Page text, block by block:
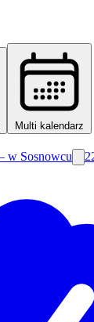
Multi kalendarz